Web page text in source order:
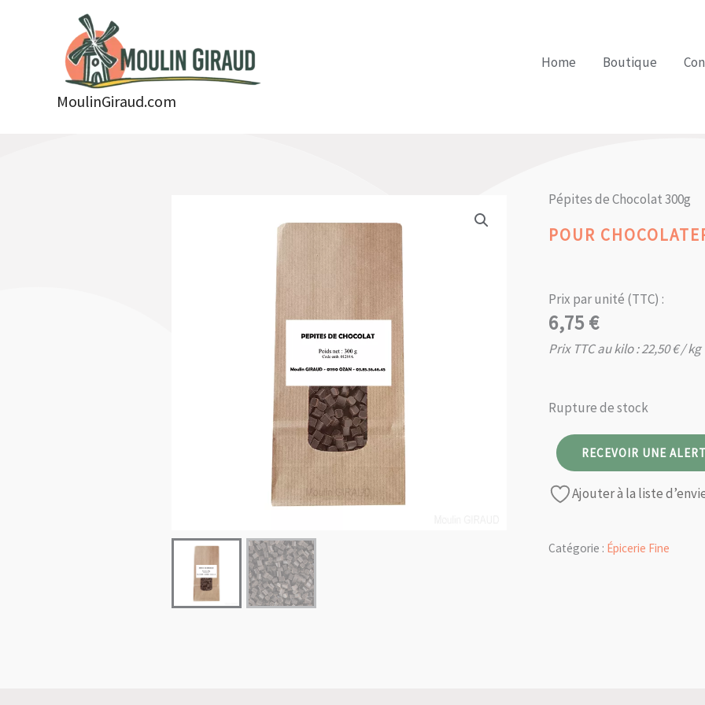
MoulinGiraud.com
Home Boutique
Pépites de Chocolat 300g
POUR
Prix par unité (TTC) :
6,75€
Prix TTC au kilo :22,50€/ kg
Rupture de stock
RECEVOIR UNE
Ajouter à la liste
Catégorie : Épicerie Fine